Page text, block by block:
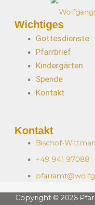
Wichtiges
Gottesdienste
Pfarrbrief
Kindergärten
Spende
Kontakt
Kontakt
Bischof-
+49 941 97088
Copyright © 2026